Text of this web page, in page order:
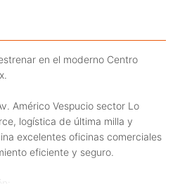
en el moderno Centro
Américo Vespucio sector Lo
logística de última milla y
excelentes oficinas comerciales
eficiente y seguro.